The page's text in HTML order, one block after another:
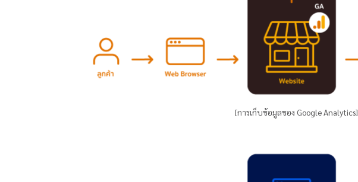
[การเก็บข้อมูลของ Google Analytics]